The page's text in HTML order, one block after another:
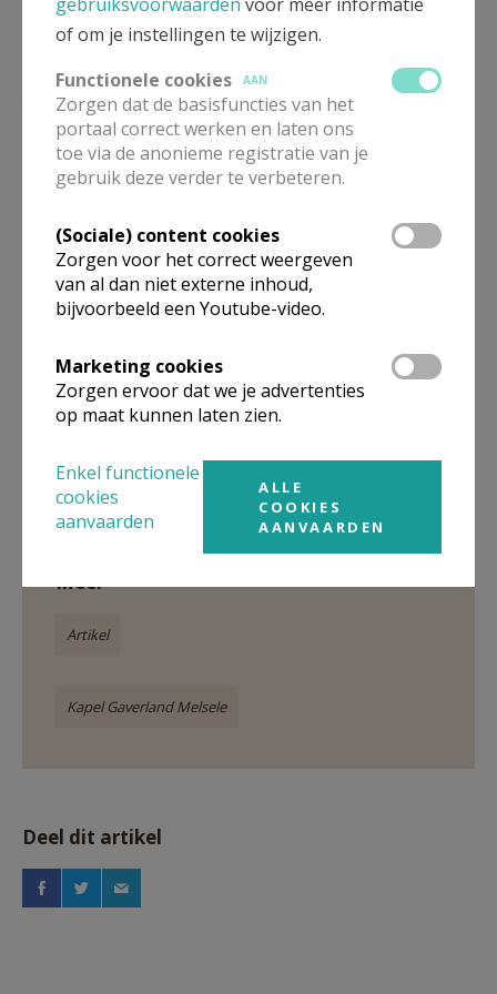
moerassen die ontstonden na het droogleggen van de
plassen en moerassen ook drooggelegd, maar de naam
is gebleven. Wees welkom op deze mooie plaats die
reeds vele jaren kansen biedt tot gebed en ontmoeting.
geschiedenis, klikthier.
Wie praktische informatie wenst over de kapel of over
het aanvragen van een bedevaart, klikt
Parochie De Goede Herder in Beveren-Kruibeke-
Zwijndrecht
Meer
Artikel
Kapel Gaverland Melsele
Deel dit artikel
of om je instellingen te wijzigen.
Functionele cookies
AAN
Zorgen dat de basisfuncties van het
portaal correct werken en laten ons
toe via de anonieme registratie van je
gebruik deze verder te verbeteren.
(Sociale) content cookies
Zorgen voor het correct weergeven
van al dan niet externe inhoud,
bijvoorbeeld een Youtube-video.
Marketing cookies
Zorgen ervoor dat we je advertenties
op maat kunnen laten zien.
Enkel functionele
cookies
aanvaarden
ALLE
COOKIES
AANVAARDEN